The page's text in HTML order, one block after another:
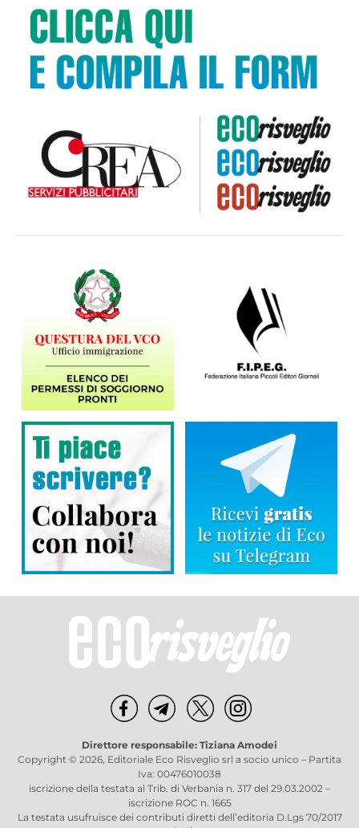
Direttore responsabile: Tiziana Amodei
Copyright © 2026, Editoriale Eco Risveglio srl a socio unico – Partita
Iva: 00476010038
iscrizione della testata al Trib. di Verbania n. 317 del 29.03.2002 –
iscrizione ROC n. 1665
La testata usufruisce dei contributi diretti dell’editoria D.Lgs 70/2017